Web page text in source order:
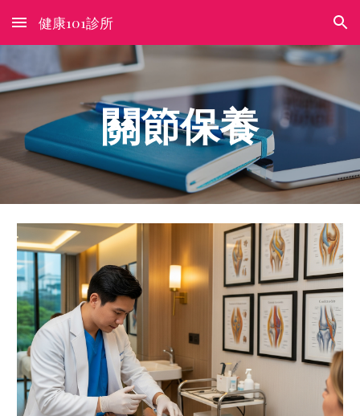
Skip to main content Skip to navigation
健康101診所
關節保養